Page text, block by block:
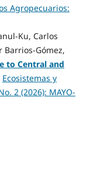
Agropecuarios:
Ku, Carlos
Barrios-Gómez,
to Central and
Ecosistemas y
2 (2026): MAYO-